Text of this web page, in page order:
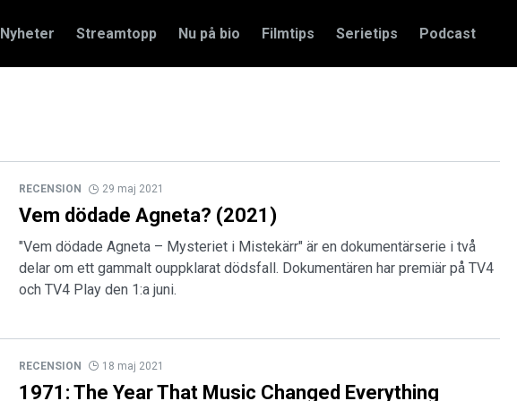
Nyheter Streamtopp Nu på bio Filmtips Serietips Podcast
RECENSION 29 maj 2021
Vem dödade Agneta? (2021)
"Vem dödade Agneta – Mysteriet i Mistekärr" är en dokumentärserie i två
delar om ett gammalt ouppklarat dödsfall. Dokumentären har premiär på TV4
och TV4 Play den 1:a juni.
RECENSION 18 maj 2021
1971: The Year That Music Changed Everything